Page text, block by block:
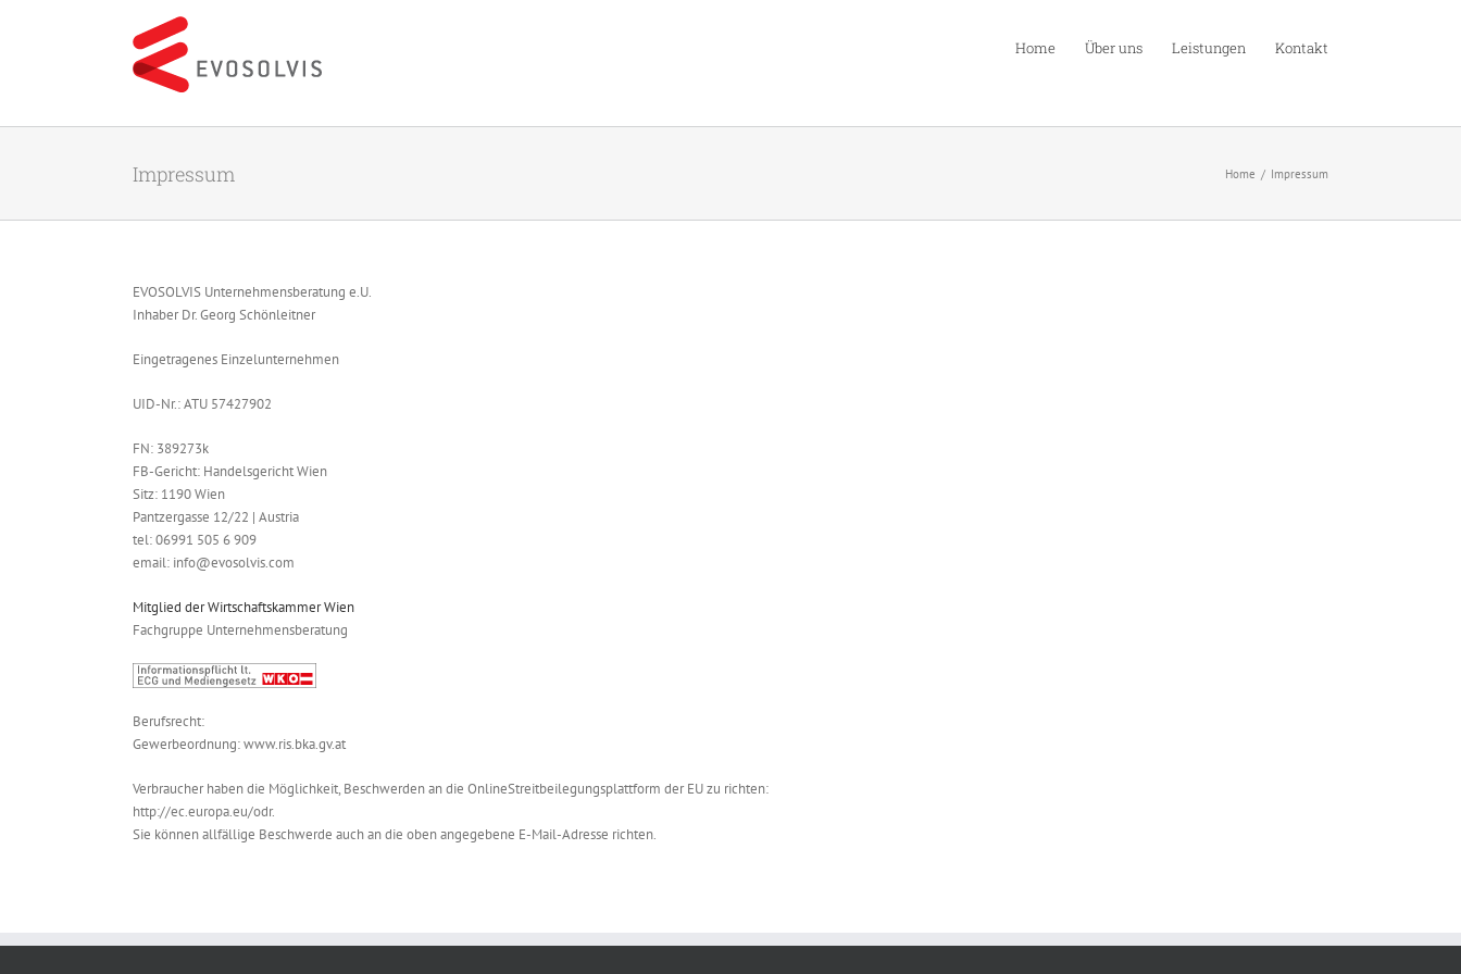
Home Über uns Leistungen Kontakt
Impressum Home Impressum
EVOSOLVIS Unternehmensberatung e.U.
Inhaber Dr. Georg Schönleitner
Eingetragenes Einzelunternehmen
UID-Nr.: ATU 57427902
FN: 389273k
FB-Gericht: Handelsgericht Wien
Sitz: 1190 Wien
Pantzergasse 12/22 | Austria
tel: 06991 505 6 909
email: info@evosolvis.com
Mitglied der Wirtschaftskammer Wien
Fachgruppe Unternehmensberatung
Berufsrecht:
Gewerbeordnung: www.ris.bka.gv.at
Verbraucher haben die Möglichkeit, Beschwerden an die OnlineStreitbeilegungsplattform der EU zu richten:
http://ec.europa.eu/odr.
Sie können allfällige Beschwerde auch an die oben angegebene E-Mail-Adresse richten.